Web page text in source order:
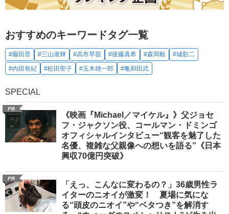
おすすめのキーワードタグ一覧
#藤田晋 #三山凌輝 #高市早苗 #後藤真希 #森岡毅
#城彰二
#内田有紀
#松田聖子 #玉木雄一郎 #亀和田武
SPECIAL
PR
《映画『Michael／マイケル』》父ジョセ
フ・ジャクソン役、コールマン・ドミンゴ
オフィシャルインタビュー“観客を魅了した
名優、複雑な父親像への想いを語る”《日本
興収70億円突破》
PR
「えっ、こんなに変わるの？」36歳男性ラ
イターのニオイが激変！ 夏場に気にな
る“頭皮のニオイ”や“ベタつき”を解消す